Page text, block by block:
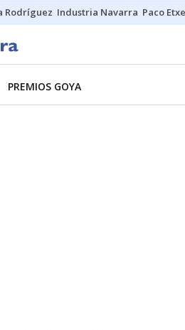
Rodríguez Industria Navarra Paco
PREMIOS GOYA